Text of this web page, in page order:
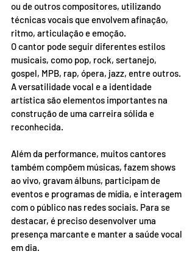
ou de outros compositores, utilizando
técnicas vocais que envolvem afinação,
ritmo, articulação e emoção.
O cantor pode seguir diferentes estilos
musicais, como pop, rock, sertanejo,
gospel, MPB, rap, ópera, jazz, entre outros.
A versatilidade vocal e a identidade
artística são elementos importantes na
construção de uma carreira sólida e
reconhecida.
Além da performance, muitos cantores
também compõem músicas, fazem shows
ao vivo, gravam álbuns, participam de
eventos e programas de mídia, e interagem
com o público nas redes sociais. Para se
destacar, é preciso desenvolver uma
presença marcante e manter a saúde vocal
em dia.